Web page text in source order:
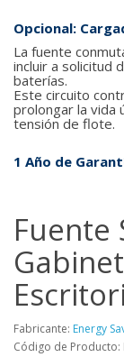
Opcional:
La fuente
incluir a solicitud
baterías.
Este circuito
prolongar la vida
tensión de flote.
1 Año de
Fuente
Fabricante: Energy
Código de Producto: